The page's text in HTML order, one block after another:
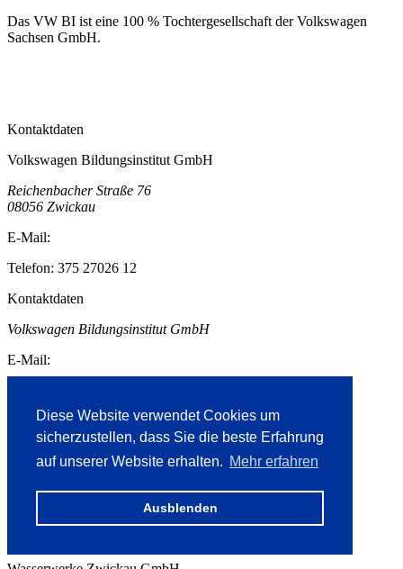
Diese Website verwendet Cookies um
sicherzustellen, dass Sie die beste Erfahrung
auf unserer Website erhalten. Mehr erfahren
Ausblenden
Das VW BI ist eine 100 % Tochtergesellschaft der Volkswagen
Sachsen GmbH.
Kontaktdaten
Volkswagen Bildungsinstitut GmbH
Reichenbacher Straße 76
08056 Zwickau
E-Mail:
Telefon: 375 27026 12
Kontaktdaten
Volkswagen Bildungsinstitut GmbH
E-Mail:
08056 Zwickau
Telefon:375 27026 12
Wasserwerke Zwickau